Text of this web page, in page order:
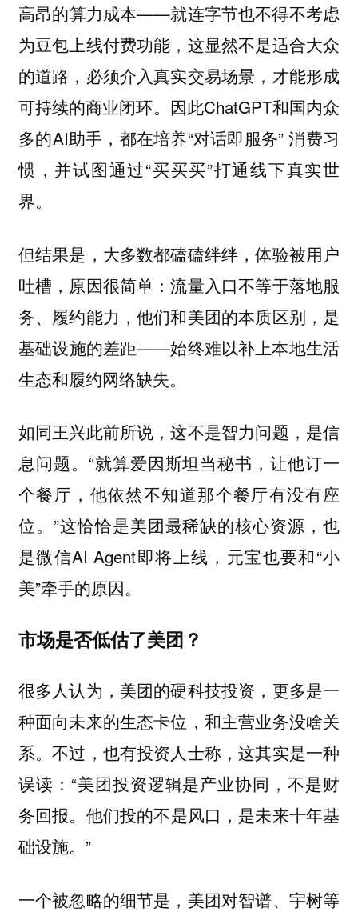
高昂的算力成本——就连字节也不得不考虑
为豆包上线付费功能，这显然不是适合大众
的道路，必须介入真实交易场景，才能形成
可持续的商业闭环。因此ChatGPT和国内众
多的AI助手，都在培养“对话即服务” 消费习
惯，并试图通过“买买买”打通线下真实世
界。
但结果是，大多数都磕磕绊绊，体验被用户
吐槽，原因很简单：流量入口不等于落地服
务、履约能力，他们和美团的本质区别，是
基础设施的差距——始终难以补上本地生活
生态和履约网络缺失。
如同王兴此前所说，这不是智力问题，是信
息问题。“就算爱因斯坦当秘书，让他订一
个餐厅，他依然不知道那个餐厅有没有座
位。”这恰恰是美团最稀缺的核心资源，也
是微信AI Agent即将上线，元宝也要和“小
美”牵手的原因。
市场是否低估了美团？
很多人认为，美团的硬科技投资，更多是一
种面向未来的生态卡位，和主营业务没啥关
系。不过，也有投资人士称，这其实是一种
误读：“美团投资逻辑是产业协同，不是财
务回报。 他们投的不是风口，是未来十年基
础设施。 ”
一个被忽略的细节是，美团对智谱、宇树等